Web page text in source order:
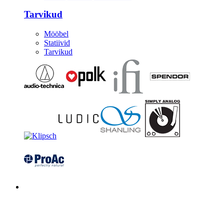
Tarvikud
Mööbel
Statiivid
Tarvikud